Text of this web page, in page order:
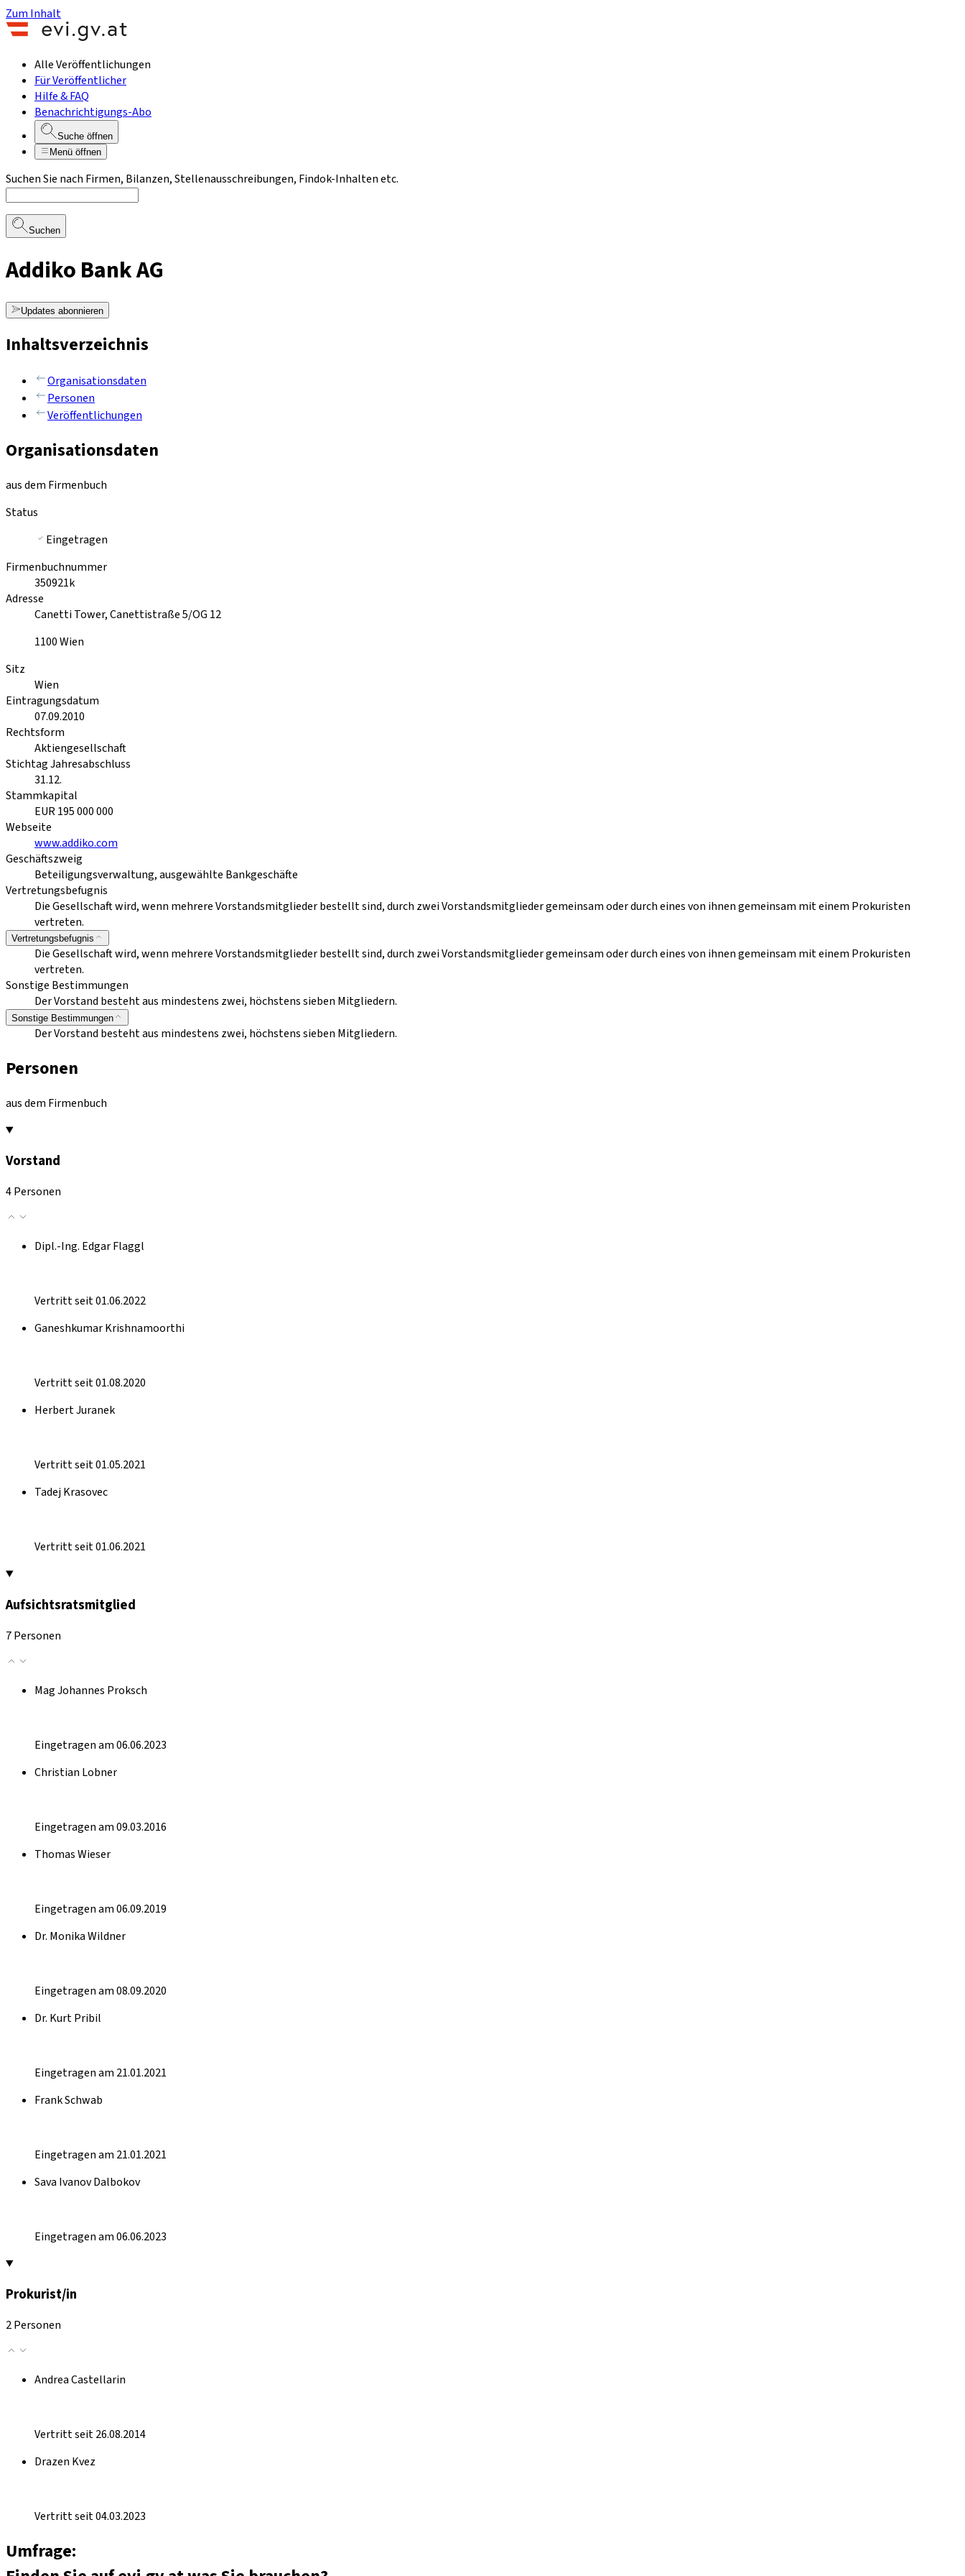
Zum Inhalt
Alle Veröffentlichungen
Für Veröffentlicher
Hilfe & FAQ
Benachrichtigungs-Abo
Suche öffnen
Menü öffnen
Suchen Sie nach Firmen, Bilanzen, Stellenausschreibungen, Findok-Inhalten etc.
Suchen
Addiko Bank AG
Updates abonnieren
Inhaltsverzeichnis
Organisationsdaten
Personen
Veröffentlichungen
Organisationsdaten
aus dem Firmenbuch
Status
Eingetragen
Firmenbuchnummer
350921k
Adresse
Canetti Tower, Canettistraße 5/OG 12
1100Wien
Sitz
Wien
Eintragungsdatum
07.09.2010
Rechtsform
Aktiengesellschaft
Stichtag Jahresabschluss
31.12.
Stammkapital
EUR 195 000 000
Webseite
www.addiko.com
Geschäftszweig
Beteiligungsverwaltung, ausgewählte Bankgeschäfte
Vertretungsbefugnis
Die Gesellschaft wird, wenn mehrere Vorstandsmitglieder bestellt sind, durch zwei Vorstandsmitglieder gemeinsam oder durch eines von ihnen gemeinsam mit einem Prokuristen
vertreten.
Vertretungsbefugnis
Die Gesellschaft wird, wenn mehrere Vorstandsmitglieder bestellt sind, durch zwei Vorstandsmitglieder gemeinsam oder durch eines von ihnen gemeinsam mit einem Prokuristen
vertreten.
Sonstige Bestimmungen
Der Vorstand besteht aus mindestens zwei, höchstens sieben Mitgliedern.
Sonstige Bestimmungen
Der Vorstand besteht aus mindestens zwei, höchstens sieben Mitgliedern.
Personen
aus dem Firmenbuch
Vorstand
4 Personen
Dipl.-Ing. Edgar Flaggl
Vertritt seit 01.06.2022
Ganeshkumar Krishnamoorthi
Vertritt seit 01.08.2020
Herbert Juranek
Vertritt seit 01.05.2021
Tadej Krasovec
Vertritt seit 01.06.2021
Aufsichtsratsmitglied
7 Personen
Mag Johannes Proksch
Eingetragen am 06.06.2023
Christian Lobner
Eingetragen am 09.03.2016
Thomas Wieser
Eingetragen am 06.09.2019
Dr. Monika Wildner
Eingetragen am 08.09.2020
Dr. Kurt Pribil
Eingetragen am 21.01.2021
Frank Schwab
Eingetragen am 21.01.2021
Sava Ivanov Dalbokov
Eingetragen am 06.06.2023
Prokurist/in
2 Personen
Andrea Castellarin
Vertritt seit 26.08.2014
Drazen Kvez
Vertritt seit 04.03.2023
Umfrage: